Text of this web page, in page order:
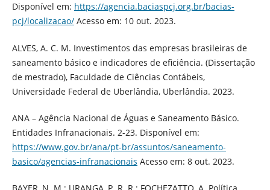
Disponível em: https://agencia.baciaspcj.org.br/bacias-
pcj/localizacao/Acesso em: 10 out. 2023.
ALVES, A. C. M. Investimentos das empresas brasileiras de
saneamento básico e indicadores de eficiência. (Dissertação
de mestrado), Faculdade de Ciências Contábeis,
Universidade Federal de Uberlândia, Uberlândia. 2023.
ANA – Agência Nacional de Águas e Saneamento Básico.
Entidades Infranacionais. 2-23. Disponível em:
https://www.gov.br/ana/pt-br/assuntos/saneamento-
basico/agencias-infranacionais Acesso em: 8 out. 2023.
BAYER, N. M.; URANGA, P. R. R.; FOCHEZATTO, A. Política